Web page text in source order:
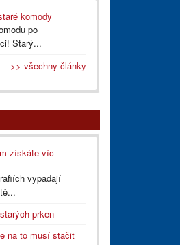
komody
po
Starý...
>> všechny články
získáte víc
vypadají
prken
na to musí stačit